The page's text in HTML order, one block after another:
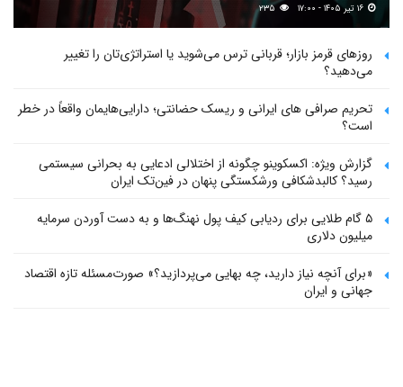
۲۳۵
روزهای قرمز بازار؛ قربانی ترس می‌شوید یا استراتژی‌تان را تغییر
می‌دهید؟
تحریم صرافی های ایرانی و ریسک حضانتی؛ دارایی‌هایمان واقعاً در خطر
است؟
گزارش ویژه: اکسکوینو چگونه از اختلالی ادعایی به بحرانی سیستمی
رسید؟ کالبدشکافی ورشکستگی پنهان در فین‌تک ایران
۵ گام طلایی برای ردیابی کیف پول‌ نهنگ‌ها و به دست آوردن سرمایه
میلیون دلاری
«برای آنچه نیاز دارید، چه بهایی می‌پردازید؟» صورت‌مسئله تازه اقتصاد
جهانی و ایران